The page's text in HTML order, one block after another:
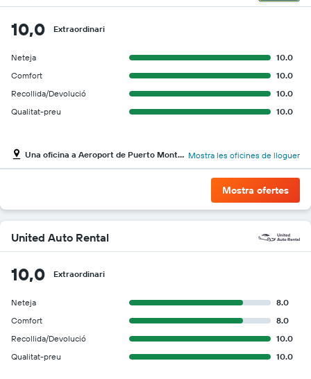
10,0 Extraordinari
Neteja
10.0
Comfort
10.0
Recollida/Devolució
10.0
Qualitat-preu
10.0
Una oficina a Aeroport de Puerto Montt El Tepual Mostra les oficines de lloguer
Mostra ofertes
United Auto Rental
10,0 Extraordinari
Neteja
8.0
Comfort
8.0
Recollida/Devolució
10.0
Qualitat-preu
10.0